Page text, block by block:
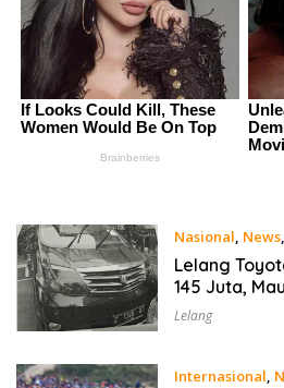
Nasional, News,
Lelang
145 Juta,
Lelang
Internasional,